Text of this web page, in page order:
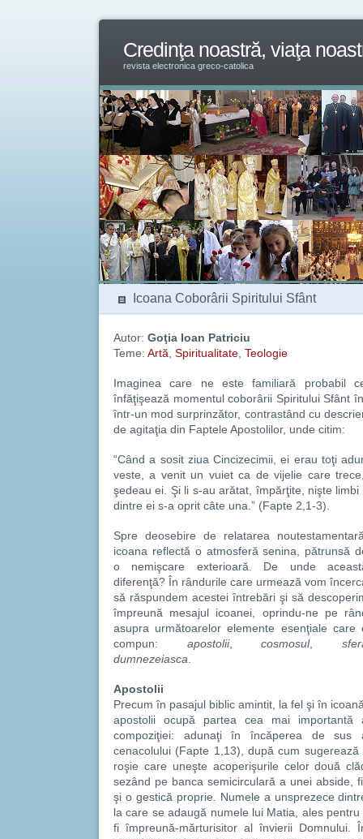
Credinţa noastră, viaţa
revista electronica greco-catolica
Icoana Coborârii Spiritului Sfânt
Autor: Goţia Ioan Patriciu
Teme: Artă Spiritualitate Teologie
Imaginea care ne este familiară probabil
înfăţişează momentul coborârii Spiritului Sfânt
într-un mod surprinzător, contrastând cu
de agitaţia din Faptele Apostolilor, unde citim:
“Când a sosit ziua Cincizecimii, ei erau toţi
veste, a venit un vuiet ca de vijelie care
şedeau ei. Şi li s-au arătat, împărţite, nişte
dintre ei s-a oprit câte una.” (Fapte 2,1-3).
Spre deosebire de relatarea
icoana reflectă o atmosferă senina, pătrunsă
o nemişcare exterioară. De unde
diferenţă? În rândurile care urmează vom
să răspundem acestei întrebări şi să
împreună mesajul icoanei, oprindu-ne pe
asupra următoarelor elemente esenţiale care
compun: apostolii,cosmosul,
dumnezeiasca
Apostolii
Precum în pasajul biblic amintit, la fel şi în
apostolii ocupă partea cea mai importantă
compoziţiei: adunaţi în încăperea de sus
cenacolului (Fapte 1,13), după cum
roşie care uneşte acoperişurile celor două
sezând pe banca semicirculară a unei abside,
şi o gestică proprie. Numele a unsprezece
la care se adaugă numele lui Matia, ales
fi împreună-mărturisitor al învierii Domnului.